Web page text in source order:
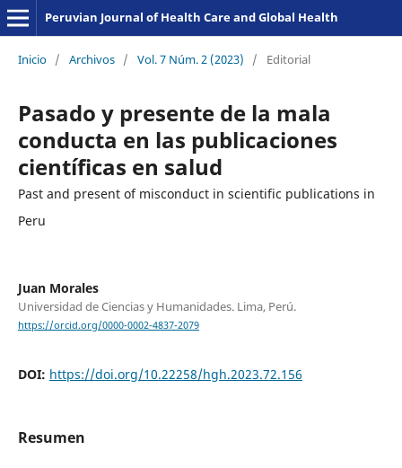
Peruvian Journal of Health Care and Global Health
Inicio / Archivos / Vol. 7 Núm. 2 (2023) / Editorial
Pasado y presente de la mala
conducta en las publicaciones
científicas en salud
Past and present of misconduct in scientific publications in
Peru
Juan Morales
Universidad de Ciencias y Humanidades. Lima, Perú.
https://orcid.org/0000-0002-4837-2079
DOI: https://doi.org/10.22258/hgh.2023.72.156
Resumen